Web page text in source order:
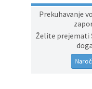
Prekuhavanje
Želite prejemati